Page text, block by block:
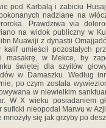
pod Karbalą i zabiciu
nadziane na
Prawdziwa via
na widok publiczny w
Muawiji z dynastii
kalif umieścił pozostałych
masakrę, w Mekce, by
świętej dla szyitów
w Damaszku. Według
po czym została
w niewielkim
W X wieku posiadaniem
suficki nieopodal Marwu w
mnożyły się jak grzyby po